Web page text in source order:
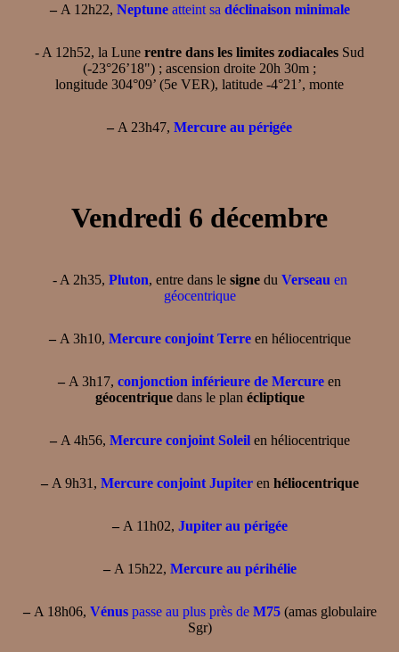
–A 12h22, Neptuneatteint sa déclinaison minimale
- A 12h52, la Lune rentre dans les limites zodiacales Sud
(-23°26’18") ; ascension droite 20h 30m ;
longitude 304°09’ (5e VER), latitude -4°21’, monte
– A 23h47, Mercure au périgée
Vendredi 6 décembre
- A 2h35, Pluton, entre dans le signedu Verseau en
géocentrique
–A 3h10, Mercure conjoint Terreen héliocentrique
– A 3h17, conjonction inférieure de Mercure en
géocentriquedans le plan écliptique
–A 4h56, Mercure conjoint Soleilen héliocentrique
–A 9h31, Mercure conjoint Jupiteren héliocentrique
–A 11h02, Jupiter au périgée
–A 15h22, Mercure au périhélie
–A 18h06, Vénuspasse au plus près de M75(amas globulaire
Sgr)